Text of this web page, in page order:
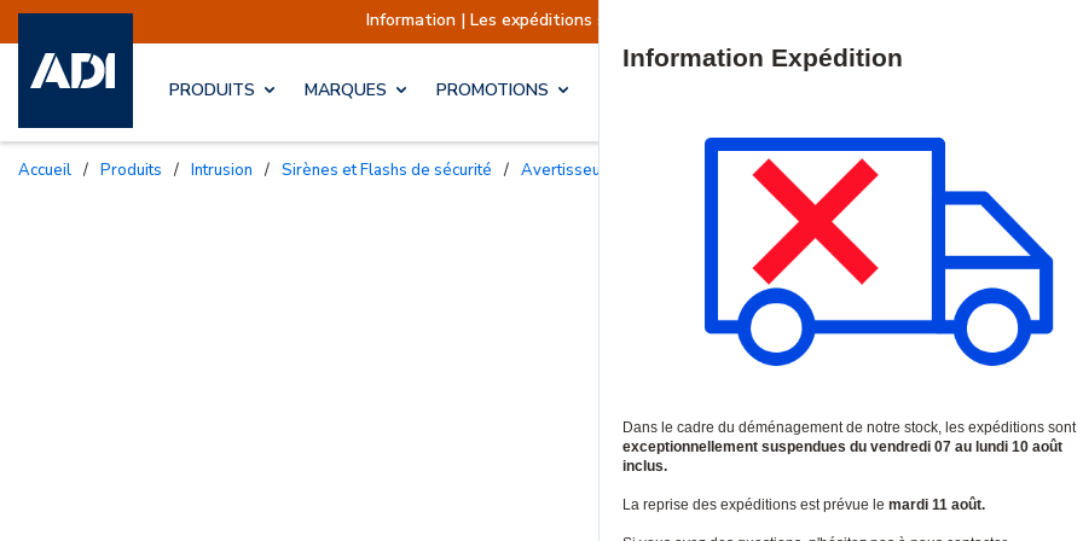
Information | Les expéditions sont actuellement suspendues Reprise prévue le
PRODUITS MARQUES PROMOTIONS
Accueil / Produits / Intrusion / Sirènes et Flashs de sécurité / Avertisseurs sonores